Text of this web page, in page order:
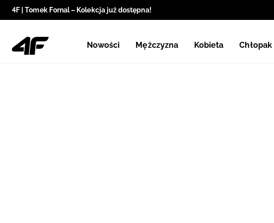
4F | Tomek Fornal – Kolekcja już dostępna!
Nowości Mężczyzna Kobieta Chłopak